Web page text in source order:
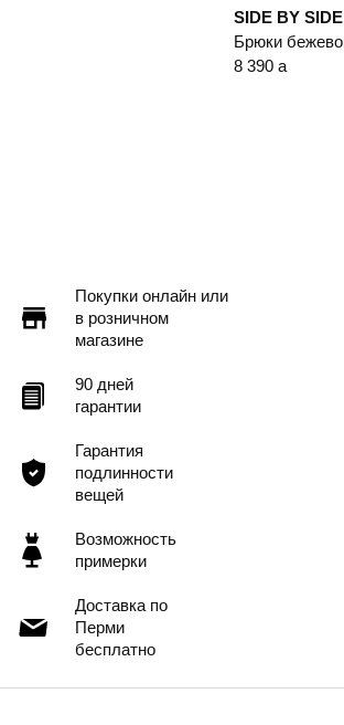
SIDE BY SIDE
8 390 a
Покупки онлайн или
в розничном
магазине
90 дней
гарантии
Гарантия
подлинности
вещей
Возможность
примерки
Доставка по
Перми
бесплатно